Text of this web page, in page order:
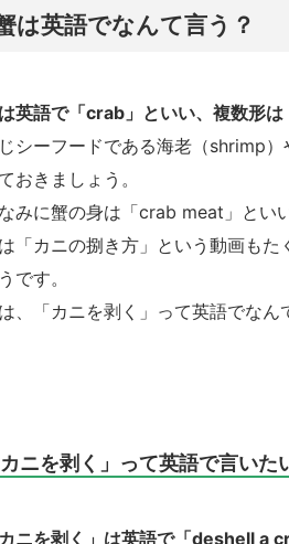
は英語でなんて言う？
英語で「crab」 といい、複数形は
シーフードである海老（shrimp
おきましょう。
みに蟹の身は「crab meat」とい
「カニの捌き方」という動画も
です。
、「カニを剥く」って英語でなん
カニを剥く」って英語で言いた
カニを剥く」は英語で「deshell a